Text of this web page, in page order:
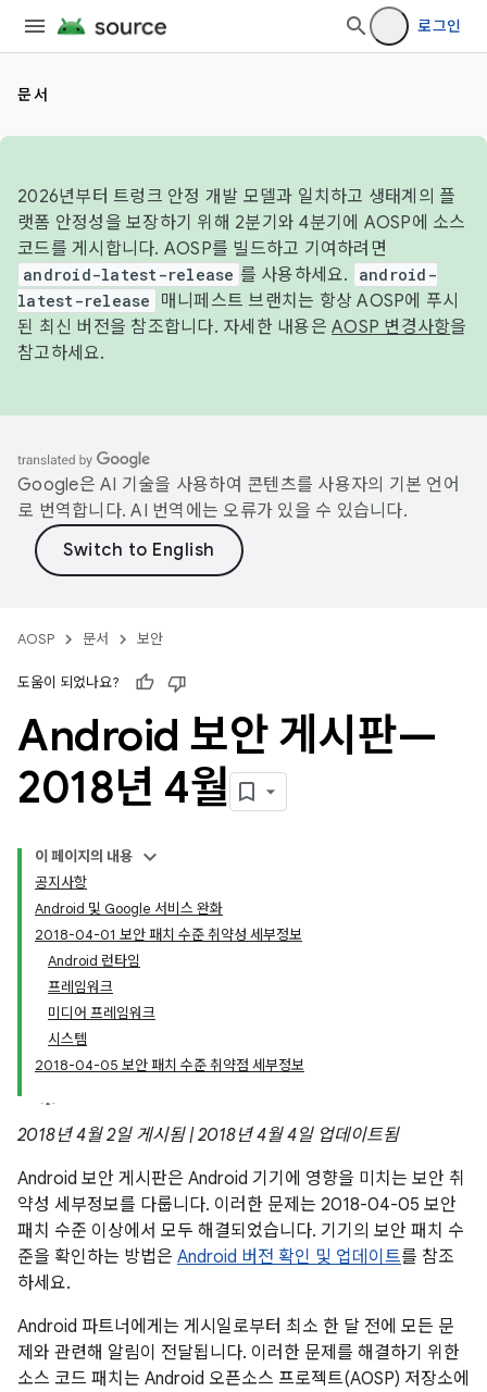
로그인
문서
2026년부터 트렁크 안정 개발 모델과 일치하고 생태계의 플
랫폼 안정성을 보장하기 위해 2분기와 4분기에 AOSP에 소스
코드를 게시합니다. AOSP를 빌드하고 기여하려면
android-latest-release 를 사용하세요.
android-
latest-release
매니페스트 브랜치는 항상 AOSP에 푸시
된 최신 버전을 참조합니다. 자세한 내용은 AOSP 변경사항을
참고하세요.
Google은 AI 기술을 사용하여 콘텐츠를 사용자의 기본 언어
로 번역합니다. AI 번역에는 오류가 있을 수 있습니다.
AOSP 문서 보안
도움이 되었나요?
Android 보안 게시판—
2018년 4월
이 페이지의 내용
공지사항
Android 및 Google 서비스 완화
2018-04-01 보안 패치 수준 취약성 세부정보
Android 런타임
프레임워크
미디어 프레임워크
시스템
2018-04-05 보안 패치 수준 취약점 세부정보
2018년 4월 2일 게시됨 | 2018년 4월 4일 업데이트됨
Android 보안 게시판은 Android 기기에 영향을 미치는 보안 취
약성 세부정보를 다룹니다. 이러한 문제는 2018-04-05 보안
패치 수준 이상에서 모두 해결되었습니다. 기기의 보안 패치 수
준을 확인하는 방법은 Android 버전 확인 및 업데이트를 참조
하세요.
Android 파트너에게는 게시일로부터 최소 한 달 전에 모든 문
제와 관련해 알림이 전달됩니다. 이러한 문제를 해결하기 위한
소스 코드 패치는 Android 오픈소스 프로젝트(AOSP) 저장소에